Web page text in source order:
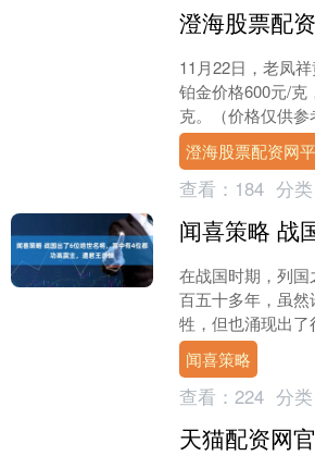
11月22日，老凤
铂金价格600元/克
克。（价格仅供
准）同日上海黄金
AU9999....
澄海股票配资网
查看： 184 分类
在战国时期，列
百五十多年，虽
牲，但也涌现出
领。这些名将在战
联合，时而对立，
闻喜策略
查看： 224 分类